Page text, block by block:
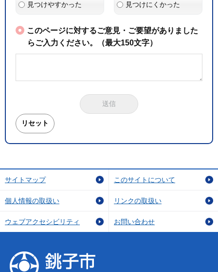
見つけやすかった 見つけにくかった
このページに対するご意見・ご要望がありました
らご入力ください。（最大150文字）
サイトマップ このサイトについて
個人情報の取扱い リンクの取扱い
ウェブアクセシビリティ お問い合わせ